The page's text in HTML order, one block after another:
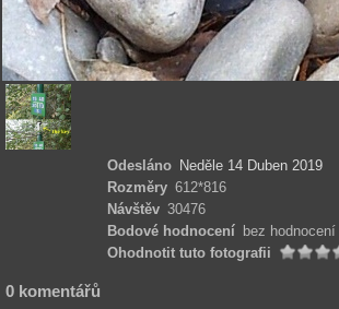
Odesláno Neděle 14 Duben 2019
Rozměry 612*816
Návštěv 30476
Bodové hodnocení
bez hodnocení
Ohodnotit tuto fotografii
0 komentářů